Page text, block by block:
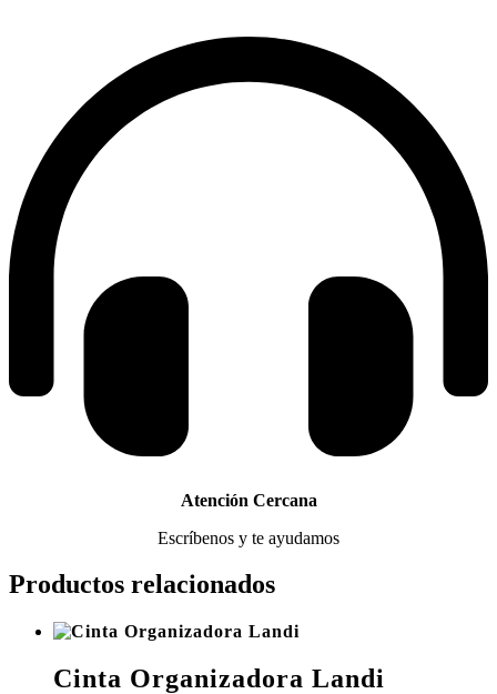
Atención Cercana
Escríbenos y te ayudamos
Productos relacionados
Cinta Organizadora Landi